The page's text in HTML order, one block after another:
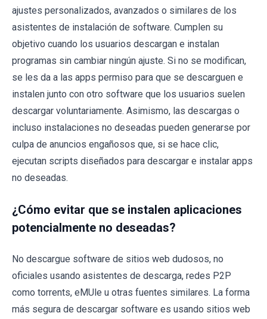
ajustes personalizados, avanzados o similares de los
asistentes de instalación de software. Cumplen su
objetivo cuando los usuarios descargan e instalan
programas sin cambiar ningún ajuste. Si no se modifican,
se les da a las apps permiso para que se descarguen e
instalen junto con otro software que los usuarios suelen
descargar voluntariamente. Asimismo, las descargas o
incluso instalaciones no deseadas pueden generarse por
culpa de anuncios engañosos que, si se hace clic,
ejecutan scripts diseñados para descargar e instalar apps
no deseadas.
¿Cómo evitar que se instalen aplicaciones
potencialmente no deseadas?
No descargue software de sitios web dudosos, no
oficiales usando asistentes de descarga, redes P2P
como torrents, eMUle u otras fuentes similares. La forma
más segura de descargar software es usando sitios web